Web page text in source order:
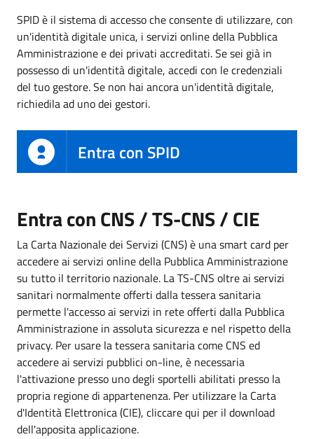
SPID è il sistema di accesso che consente di utilizzare, con
un'identità digitale unica, i servizi online della Pubblica
Amministrazione e dei privati accreditati. Se sei già in
possesso di un'identità digitale, accedi con le credenziali
del tuo gestore. Se non hai ancora un'identità digitale,
richiedila ad uno dei gestori.
Entra con SPID
Entra con CNS / TS-CNS / CIE
La Carta Nazionale dei Servizi (CNS) è una smart card per
accedere ai servizi online della Pubblica Amministrazione
su tutto il territorio nazionale. La TS-CNS oltre ai servizi
sanitari normalmente offerti dalla tessera sanitaria
permette l'accesso ai servizi in rete offerti dalla Pubblica
Amministrazione in assoluta sicurezza e nel rispetto della
privacy. Per usare la tessera sanitaria come CNS ed
accedere ai servizi pubblici on-line, è necessaria
l'attivazione presso uno degli sportelli abilitati presso la
propria regione di appartenenza. Per utilizzare la Carta
d'Identità Elettronica (CIE), cliccare qui per il download
dell'apposita applicazione.